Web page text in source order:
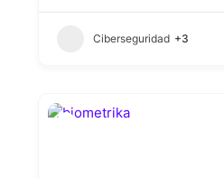
Ciberseguridad +3